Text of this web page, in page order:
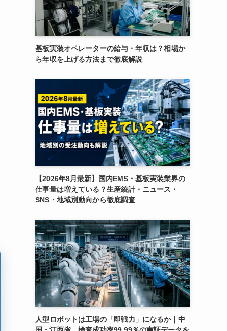
基板実装オペレーターの給与・年収は？相場か
ら年収を上げる方法まで徹底解説
【2026年8月最新】国内EMS・基板実装業界の
仕事量は増えている？生産統計・ニュース・
SNS・地域別動向から徹底調査
人型ロボットは工場の「即戦力」になるか｜中